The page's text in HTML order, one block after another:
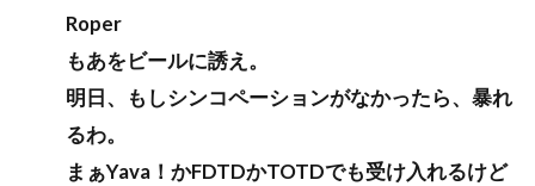
Roper
もあをビールに誘え。
明日、もしシンコペーションがなかったら、暴れ
るわ。
まぁYava！かFDTDかTOTDでも受け入れるけど